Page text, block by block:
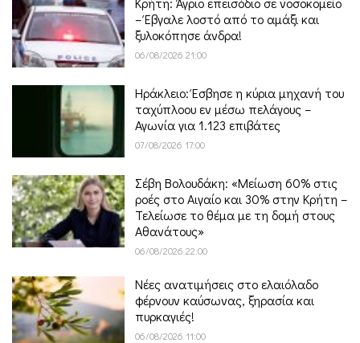
– Έβγαλε λοστό από το αμάξι και
ξυλοκόπησε άνδρα!
06/08/2026 21:00
Ηράκλειο: Έσβησε η κύρια μηχανή του
ταχύπλοου εν μέσω πελάγους –
Αγωνία για 1.123 επιβάτες
07/08/2026 17:00
Σέβη Βολουδάκη: «Μείωση 60% στις
ροές στο Αιγαίο και 30% στην Κρήτη –
Τελείωσε το θέμα με τη δομή στους
Αθανάτους»
06/08/2026 22:00
Νέες ανατιμήσεις στο ελαιόλαδο
φέρνουν καύσωνας, ξηρασία και
πυρκαγιές!
06/08/2026 11:00